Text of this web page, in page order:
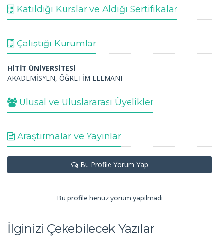
Katıldığı Kurslar ve Aldığı Sertifikalar
Çalıştığı Kurumlar
HİTİT ÜNİVERSİTESİ
AKADEMİSYEN, ÖĞRETİM ELEMANI
Ulusal ve Uluslararası Üyelikler
Araştırmalar ve Yayınlar
Bu Profile Yorum Yap
Bu profile henüz yorum yapılmadı
İlginizi Çekebilecek Yazılar